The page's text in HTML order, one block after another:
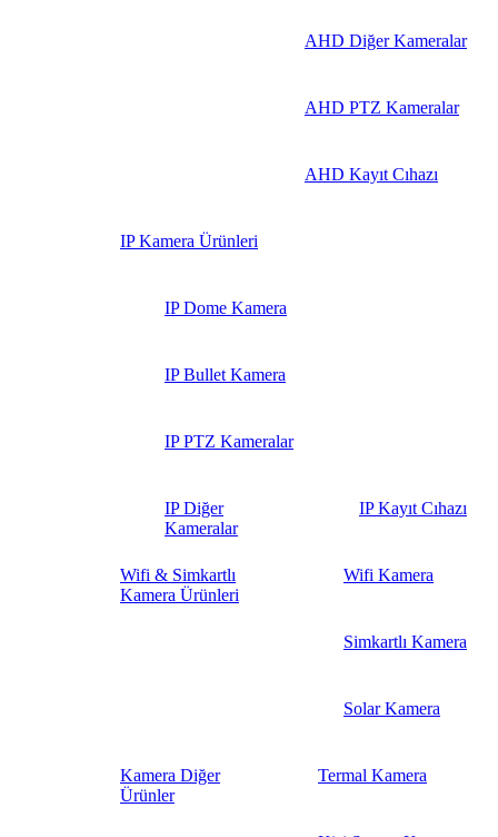
AHD Diğer Kameralar
AHD PTZ Kameralar
AHD Kayıt Cıhazı
IP Kamera Ürünleri
IP Dome Kamera
IP Bullet Kamera
IP PTZ Kameralar
IP Diğer
Kameralar
IP Kayıt Cıhazı
Wifi & Simkartlı
Kamera Ürünleri
Wifi Kamera
Simkartlı Kamera
Solar Kamera
Kamera Diğer
Ürünler
Termal Kamera